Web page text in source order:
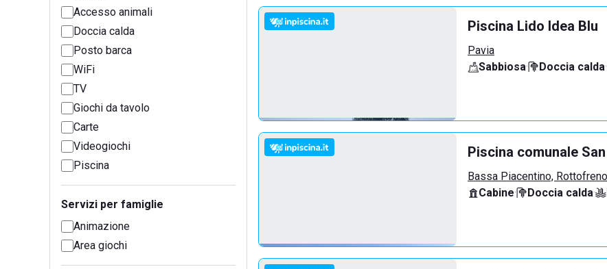
Accesso animali
Doccia calda
Posto barca
WiFi
TV
Giochi da tavolo
Carte
Videogiochi
Piscina
Servizi per famiglie
Animazione
Area giochi
Piscina Lido Idea Blu
Pavia
Sabbiosa· Doccia calda·
Piscina comunale
Bassa Piacentino, Rottofreno
Cabine· Doccia calda·